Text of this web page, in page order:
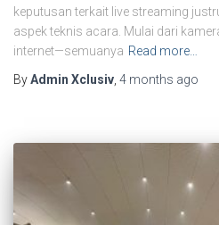
keputusan terkait live streaming
aspek teknis acara. Mulai dari
internet—semuanya Read more…
ByAdmin Xclusiv 4 months ago